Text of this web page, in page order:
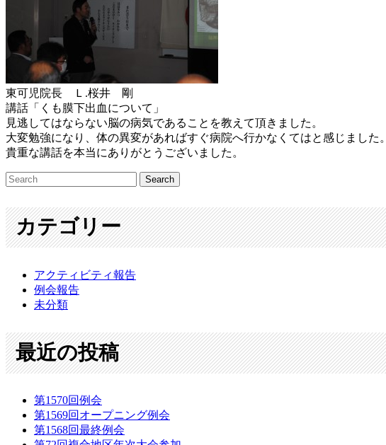
東可児院長 Ｌ.桜井 剛
講話「くも膜下出血について」
見逃してはならない脳の病気であることを教えて頂きました。
大変勉強になり、体の異変があればすぐ病院へ行かなくてはと感じました。
貴重な講話を本当にありがとうございました。
カテゴリー
アクティビティ報告
例会報告
未分類
最近の投稿
第1570回例会
第1569回オープニング例会
第1568回最終例会